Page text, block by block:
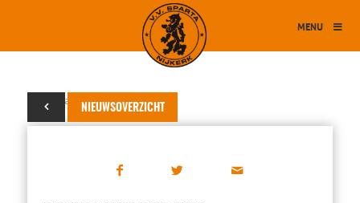
MENU
NIEUWSOVERZICHT
09 januari 2018